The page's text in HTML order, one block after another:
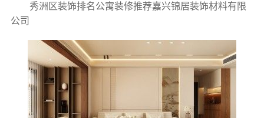
秀洲区装饰排名公寓装修推荐嘉兴锦居装饰材料有限
公司